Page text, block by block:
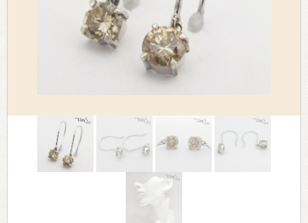
> 会社概要
> アクセス
> よくあるご質問
> 古物営業法に基づく表示
> プライバシーポリシー
> お問い合わせ